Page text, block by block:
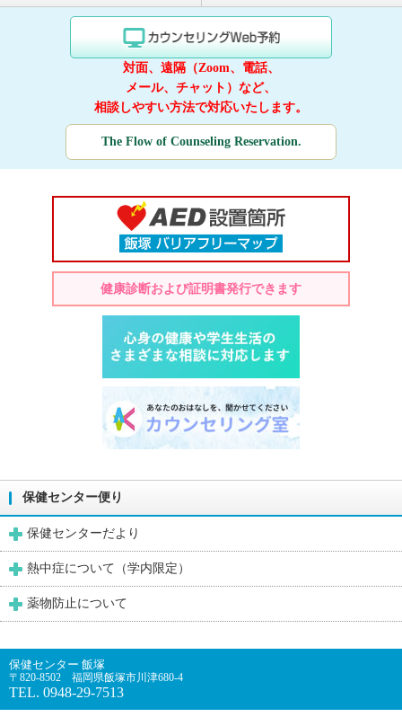
対面、遠隔（Zoom、電話、
メール、チャット）など、
相談しやすい方法で対応いたします。
The Flow of Counseling Reservation.
健康診断および証明書発行できます
保健センター便り
保健センターだより
熱中症について（学内限定）
薬物防止について
保健センター 飯塚
〒820-8502 福岡県飯塚市川津680-4
TEL. 0948-29-7513